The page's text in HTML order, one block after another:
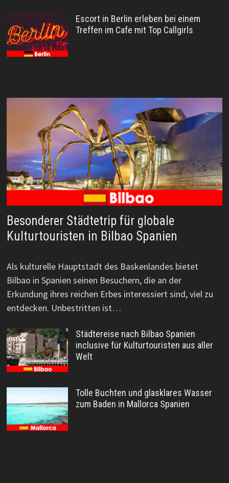
Escort in Berlin erleben bei einem
Treffen im Cafe mit Top Callgirls
Besonderer Städtetrip für globale
Kulturtouristen in Bilbao Spanien
Als kulturelle Hauptstadt des Baskenlandes bietet
Bilbao in Spanien seinen Besuchern, die an der
Erkundung ihres reichen Erbes interessiert sind, viel zu
entdecken. Unbestritten ist…
Städtereise nach Bilbao Spanien
inclusive für Kulturtouristen aus aller
Welt
Tolle Buchten und glasklares Wasser
zum Baden in Mallorca Spanien